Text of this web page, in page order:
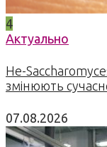
4
Актуально
Не-
змінюють
07.08.2026